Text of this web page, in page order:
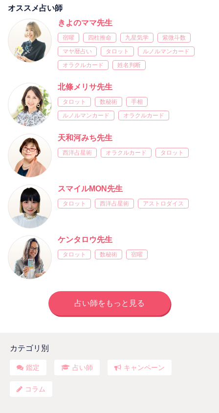
オススメ占い師
きよのママ先生
宿曜 四柱推命 九星気学
紫微斗数
マヤ暦占い
タロット
ルノルマンカード
オラクルカード
姓名判断
北條メリサ先生
タロット 数秘術
手相
ルノルマンカード
オラクルカード
天和河みち先生
西洋占星術 オラクルカード タロット
スマイルMON先生
タロット 西洋占星術 アストロダイス
ケンタロウ先生
タロット 数秘術 宿曜
占い師をもっと見る
カテゴリ別
鑑定 占い師 キャンペーン
コラム